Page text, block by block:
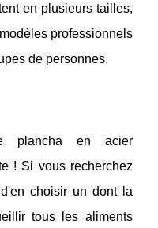
en plusieurs tailles,
professionnels
de personnes.
plancha en acier
! Si vous recherchez
choisir un dont la
tous les aliments